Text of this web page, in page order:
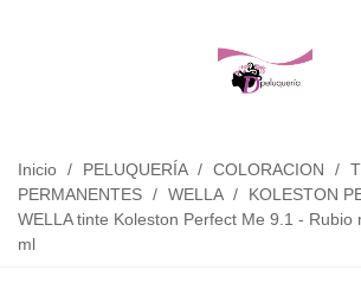
Inicio / PELUQUERÍA / COLORACION /
PERMANENTES / WELLA / KOLESTON
WELLA tinte Koleston Perfect Me 9.1 - Rubio
ml